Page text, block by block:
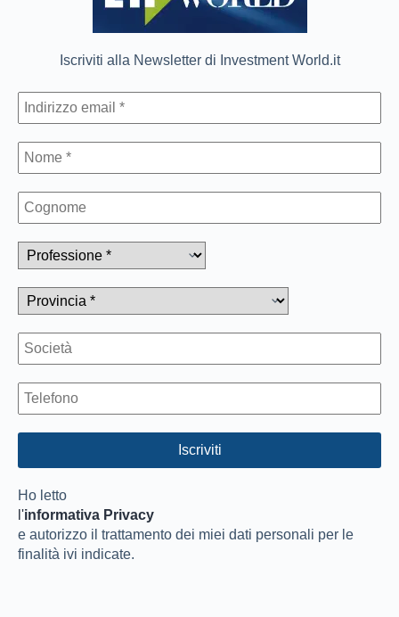
Iscriviti alla Newsletter di Investment World.it
Ho letto
l'informativa Privacy
e autorizzo il trattamento dei miei dati personali per le
finalità ivi indicate.